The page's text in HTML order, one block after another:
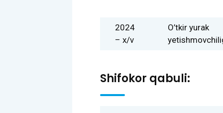
2024
– x/v
O’tkir yurak
Shifokor qabuli: